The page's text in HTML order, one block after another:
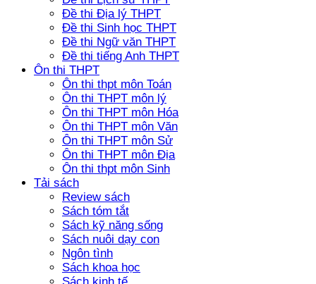
Đề thi Địa lý THPT
Đề thi Sinh học THPT
Đề thi Ngữ văn THPT
Đề thi tiếng Anh THPT
Ôn thi THPT
Ôn thi thpt môn Toán
Ôn thi THPT môn lý
Ôn thi THPT môn Hóa
Ôn thi THPT môn Văn
Ôn thi THPT môn Sử
Ôn thi THPT môn Địa
Ôn thi thpt môn Sinh
Tải sách
Review sách
Sách tóm tắt
Sách kỹ năng sống
Sách nuôi dạy con
Ngôn tình
Sách khoa học